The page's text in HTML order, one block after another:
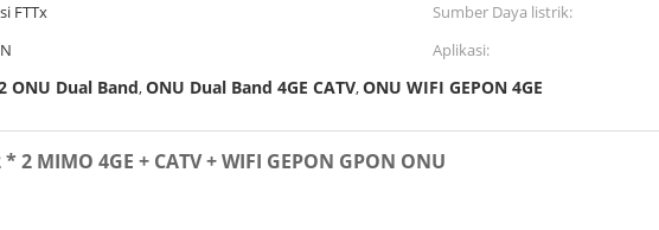
FTTx Sumber Daya listrik:
Aplikasi:
ONU Dual Band,ONU Dual Band 4GE CATV,ONU WIFI GEPON 4GE
* 2 MIMO 4GE + CATV + WIFI GEPON GPON ONU